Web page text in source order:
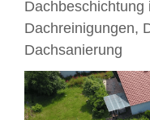
Dachbeschichtung
Dachreinigungen,
Dachsanierung